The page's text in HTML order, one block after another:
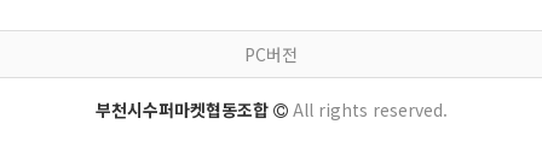
PC버전
부천시수퍼마켓협동조합 All rights reserved.